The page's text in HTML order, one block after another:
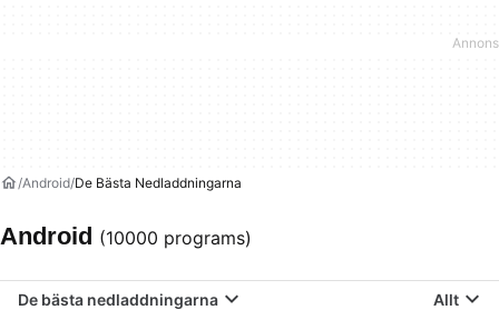
Android De Bästa Nedladdningarna
Android (10000 programs)
De bästa nedladdningarna Allt